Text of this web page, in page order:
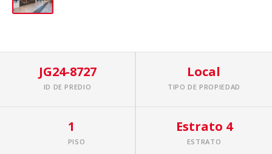
JG24-8727
ID DE PREDIO
Local
TIPO DE PROPIEDAD
1
PISO
Estrato 4
ESTRATO